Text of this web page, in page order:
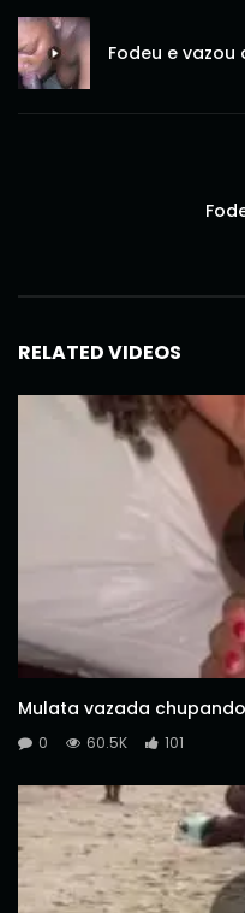
Fodeu e
RELATED VIDEOS
Mulata vazada
0 60.5K 101